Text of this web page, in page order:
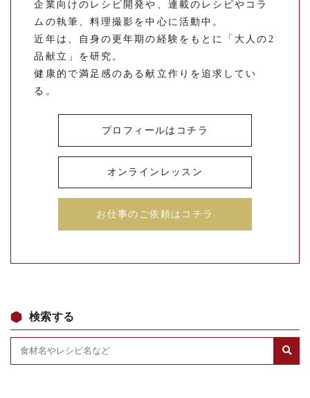
企業向けのレシピ開発や、連載のレシピやコラ
ムの執筆、料理撮影を中心に活動中。
近年は、自身の更年期の経験をもとに「大人の2
品献立」を研究。
健康的で満足感のある献立作りを追求してい
る。
プロフィールはコチラ
オンラインレッスン
お仕事のご依頼はコチラ
検索する